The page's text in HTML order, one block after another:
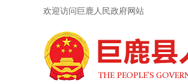
欢迎访问巨鹿人民政府网站